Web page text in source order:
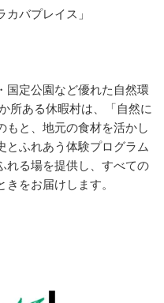
バプレイス」
定公園など優れた自然環
所ある休暇村は、「自然に
もと、地元の食材を活かし
とふれあう体験プログラム
れる場を提供し、すべての
をお届けします。